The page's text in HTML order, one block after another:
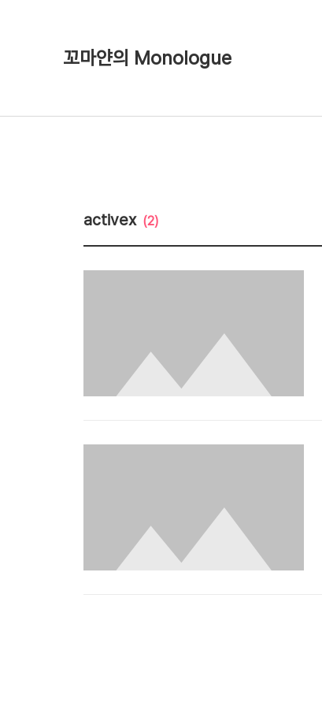
꼬마얀의 Monologue
activex (2)